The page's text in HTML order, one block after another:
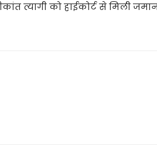
त्यागी को हाईकोर्ट से मिली